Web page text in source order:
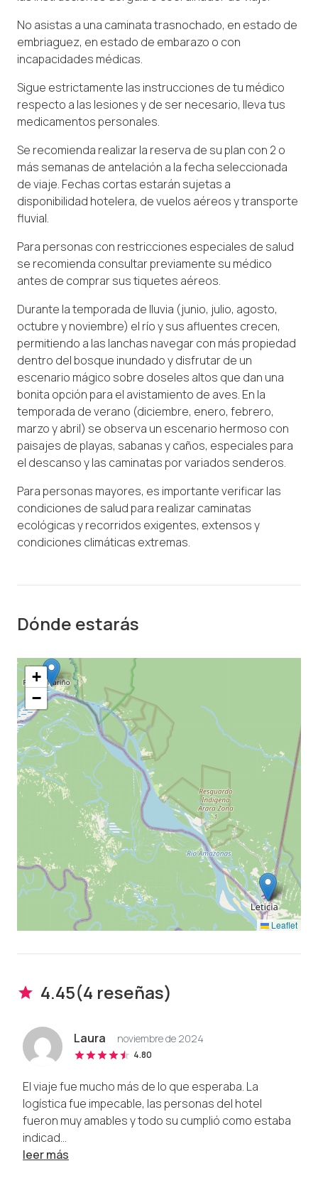
No asistas a una caminata trasnochado, en estado de
embriaguez, en estado de embarazo o con
incapacidades médicas.
Sigue estrictamente las instrucciones de tu médico
respecto a las lesiones y de ser necesario, lleva tus
medicamentos personales.
Se recomienda realizar la reserva de su plan con 2 o
más semanas de antelación a la fecha seleccionada
de viaje. Fechas cortas estarán sujetas a
disponibilidad hotelera, de vuelos aéreos y transporte
fluvial.
Para personas con restricciones especiales de salud
se recomienda consultar previamente su médico
antes de comprar sus tiquetes aéreos.
Durante la temporada de lluvia (junio, julio, agosto,
octubre y noviembre) el río y sus afluentes crecen,
permitiendo a las lanchas navegar con más propiedad
dentro del bosque inundado y disfrutar de un
escenario mágico sobre doseles altos que dan una
bonita opción para el avistamiento de aves. En la
temporada de verano (diciembre, enero, febrero,
marzo y abril) se observa un escenario hermoso con
paisajes de playas, sabanas y caños, especiales para
el descanso y las caminatas por variados senderos.
Para personas mayores, es importante verificar las
condiciones de salud para realizar caminatas
ecológicas y recorridos exigentes, extensos y
condiciones climáticas extremas.
Dónde estarás
+
−
Leaflet
4.45(4 reseñas)
Laura noviembre de 2024
4.80
El viaje fue mucho más de lo que esperaba. La
logística fue impecable, las personas del hotel
fueron muy amables y todo su cumplió como estaba
indicad...
leer más